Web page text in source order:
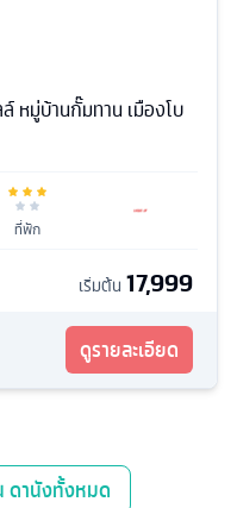
หมู่บ้านกั๊มทาน เมืองโบ
ที่พัก
เริ่มต้น 17,999
ดูรายละเอียด
ดานังทั้งหมด